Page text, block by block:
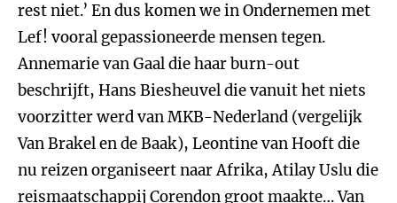
rest niet.’ En dus komen we in Ondernemen met
Lef! vooral gepassioneerde mensen tegen.
Annemarie van Gaal die haar burn-out
beschrijft, Hans Biesheuvel die vanuit het niets
voorzitter werd van MKB-Nederland (vergelijk
Van Brakel en de Baak), Leontine van Hooft die
nu reizen organiseert naar Afrika, Atilay Uslu die
reismaatschappij Corendon groot maakte… Van